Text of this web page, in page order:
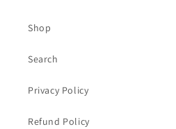
Shop
Search
Privacy Policy
Refund Policy